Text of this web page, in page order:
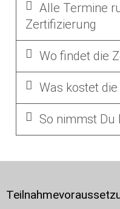
Alle Termine
Zertifizierung
Wo findet die
Was kostet
So nimmst